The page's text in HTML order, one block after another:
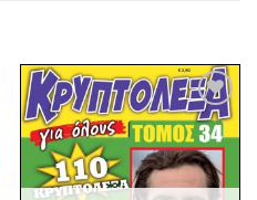
Πρόσθήκη
στην λίστα
επιθυμιών